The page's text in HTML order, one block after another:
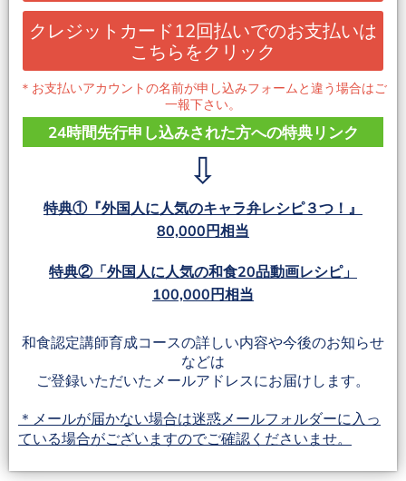
クレジットカード12回払いでのお支払いは
こちらをクリック
＊お支払いアカウントの名前が申し込みフォームと違う場合はご
一報下さい。
24時間先行申し込みされた方への特典リンク
⇩
特典①『外国人に人気のキャラ弁レシピ３つ！』
80,000円相当
特典②「外国人に人気の和食20品動画レシピ」
100,000円相当
和食認定講師育成コースの詳しい内容や今後のお知らせ
などは
ご登録いただいたメールアドレスにお届けします。
＊メールが届かない場合は迷惑メールフォルダーに入っ
ている場合がございますのでご確認くださいませ。